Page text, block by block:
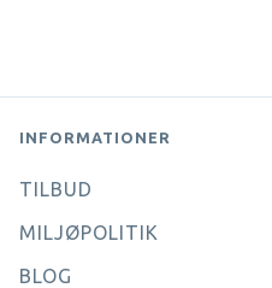
INFORMATIONER
TILBUD
MILJØPOLITIK
BLOG